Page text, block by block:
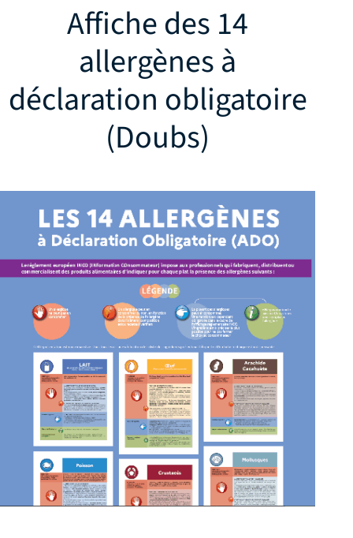
Affiche des 14
allergènes à
déclaration obligatoire
(Doubs)